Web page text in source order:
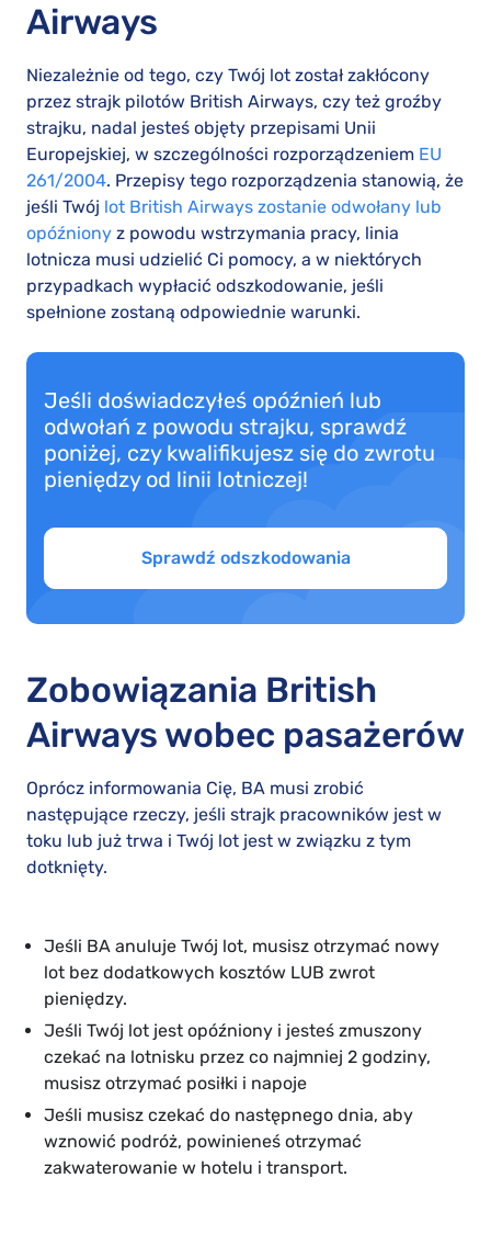
Airways
Niezależnie od tego, czy Twój lot został zakłócony
przez strajk pilotów British Airways, czy też groźby
strajku, nadal jesteś objęty przepisami Unii
Europejskiej, w szczególności rozporządzeniem EU
261/2004. Przepisy tego rozporządzenia stanowią, że
jeśli Twój lot British Airways zostanie odwołany lub
opóźniony z powodu wstrzymania pracy, linia
lotnicza musi udzielić Ci pomocy, a w niektórych
przypadkach wypłacić odszkodowanie, jeśli
spełnione zostaną odpowiednie warunki.
Jeśli doświadczyłeś opóźnień lub
odwołań z powodu strajku, sprawdź
poniżej, czy kwalifikujesz się do zwrotu
pieniędzy od linii lotniczej!
Sprawdź odszkodowania
Zobowiązania British
Airways wobec pasażerów
Oprócz informowania Cię, BA musi zrobić
następujące rzeczy, jeśli strajk pracowników jest w
toku lub już trwa i Twój lot jest w związku z tym
dotknięty.
Jeśli BA anuluje Twój lot, musisz otrzymać nowy
lot bez dodatkowych kosztów LUB zwrot
pieniędzy.
Jeśli Twój lot jest opóźniony i jesteś zmuszony
czekać na lotnisku przez co najmniej 2 godziny,
musisz otrzymać posiłki i napoje
Jeśli musisz czekać do następnego dnia, aby
wznowić podróż, powinieneś otrzymać
zakwaterowanie w hotelu i transport.